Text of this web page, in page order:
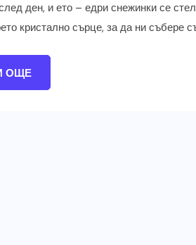
ден, и ето – едри снежинки се
кристално сърце, за да ни събере
ОЩЕ